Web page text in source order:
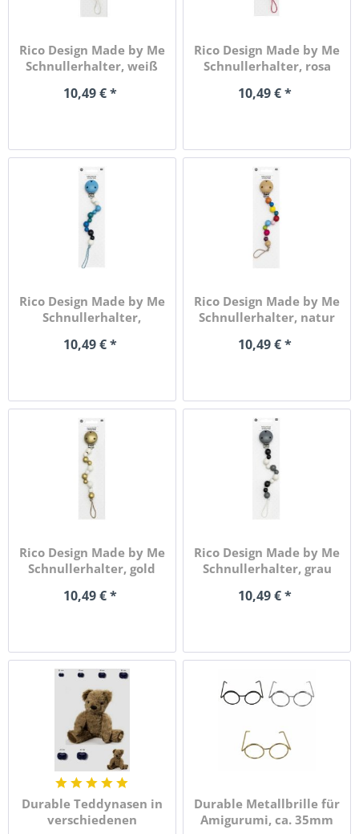
Rico Design Made by Me
Schnullerhalter, weiß
10,49 € *
Rico Design Made by Me
Schnullerhalter, rosa
10,49 € *
Rico Design Made by Me
Schnullerhalter,
10,49 € *
Rico Design Made by Me
Schnullerhalter, natur
10,49 € *
Rico Design Made by Me
Schnullerhalter, gold
10,49 € *
Rico Design Made by Me
Schnullerhalter, grau
10,49 € *
Durable Teddynasen in
verschiedenen
Durable Metallbrille für
Amigurumi, ca. 35mm